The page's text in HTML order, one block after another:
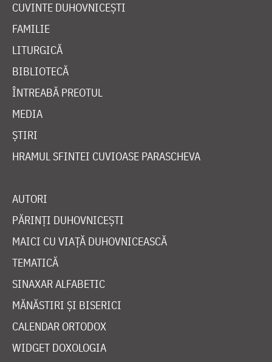
CUVINTE DUHOVNICEȘTI
FAMILIE
LITURGICĂ
BIBLIOTECĂ
ÎNTREABĂ PREOTUL
MEDIA
ȘTIRI
HRAMUL SFINTEI CUVIOASE PARASCHEVA
AUTORI
PĂRINȚI DUHOVNICEȘTI
MAICI CU VIAȚĂ DUHOVNICEASCĂ
TEMATICĂ
SINAXAR ALFABETIC
MĂNĂSTIRI ȘI BISERICI
CALENDAR ORTODOX
WIDGET DOXOLOGIA